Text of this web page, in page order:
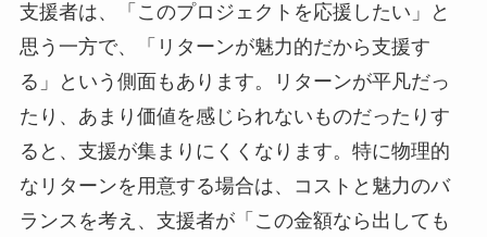
支援者は、「このプロジェクトを応援したい」と
思う一方で、「リターンが魅力的だから支援す
る」という側面もあります。リターンが平凡だっ
たり、あまり価値を感じられないものだったりす
ると、支援が集まりにくくなります。特に物理的
なリターンを用意する場合は、コストと魅力のバ
ランスを考え、支援者が「この金額なら出しても